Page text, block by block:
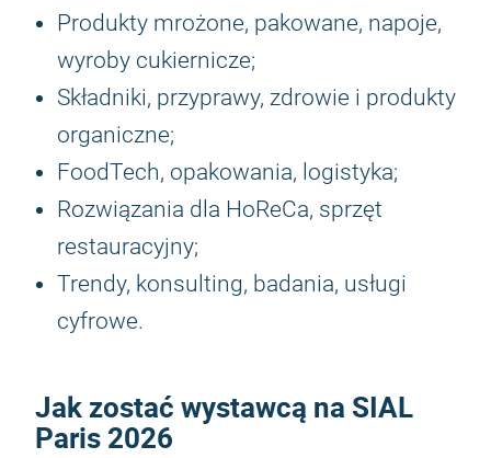
Produkty mrożone, pakowane, napoje,
wyroby cukiernicze;
Składniki, przyprawy, zdrowie i produkty
organiczne;
FoodTech, opakowania, logistyka;
Rozwiązania dla HoReCa, sprzęt
restauracyjny;
Trendy, konsulting, badania, usługi
cyfrowe.
Jak zostać wystawcą na SIAL
Paris 2026